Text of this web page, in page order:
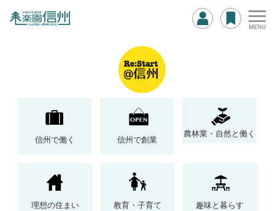
信州で働く 信州で創業
農林業・自然と働く
理想の住まい 教育・子育て 趣味と暮らす